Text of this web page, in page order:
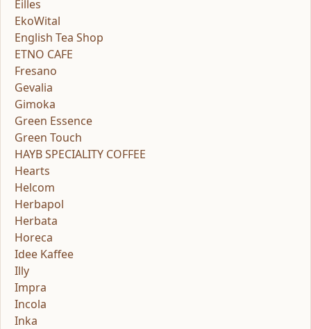
Eilles
EkoWital
English Tea Shop
ETNO CAFE
Fresano
Gevalia
Gimoka
Green Essence
Green Touch
HAYB SPECIALITY COFFEE
Hearts
Helcom
Herbapol
Herbata
Horeca
Idee Kaffee
Illy
Impra
Incola
Inka